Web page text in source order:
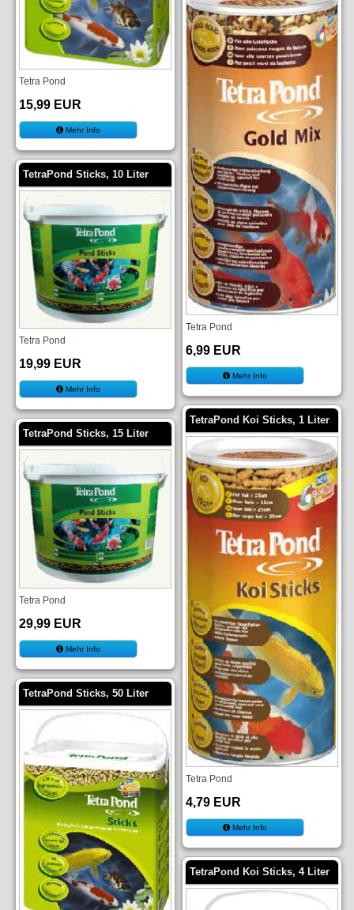
Tetra Pond
15,99 EUR
Mehr Info
TetraPond Sticks, 10 Liter
Tetra Pond
19,99 EUR
Mehr Info
TetraPond Sticks, 15 Liter
Tetra Pond
29,99 EUR
Mehr Info
TetraPond Sticks, 50 Liter
Tetra Pond
6,99 EUR
Mehr Info
TetraPond Koi Sticks, 1 Liter
Tetra Pond
4,79 EUR
Mehr Info
TetraPond Koi Sticks, 4 Liter